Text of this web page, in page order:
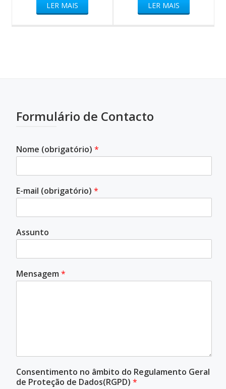
LER MAIS LER MAIS
Formulário de Contacto
Nome (obrigatório) *
E-mail (obrigatório) *
Assunto
Mensagem *
Consentimento no âmbito do Regulamento Geral
de Proteção de Dados(RGPD) *